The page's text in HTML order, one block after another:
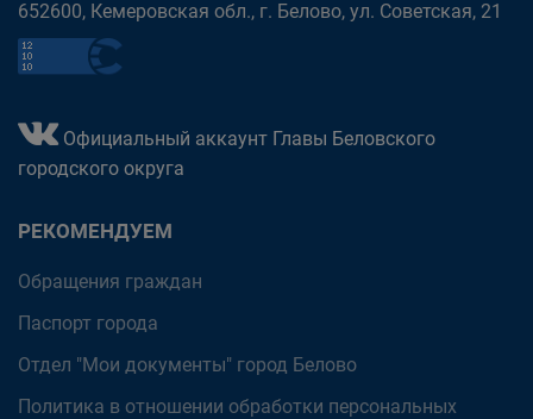
652600, Кемеровская обл., г. Белово, ул. Советская, 21
Официальный аккаунт Главы Беловского
городского округа
РЕКОМЕНДУЕМ
Обращения граждан
Паспорт города
Отдел "Мои документы" город Белово
Политика в отношении обработки персональных